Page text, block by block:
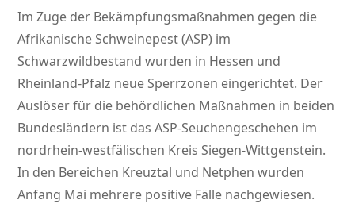
Im Zuge der Bekämpfungsmaßnahmen gegen die
Afrikanische Schweinepest (ASP) im
Schwarzwildbestand wurden in Hessen und
Rheinland-Pfalz neue Sperrzonen eingerichtet. Der
Auslöser für die behördlichen Maßnahmen in beiden
Bundesländern ist das ASP-Seuchengeschehen im
nordrhein-westfälischen Kreis Siegen-Wittgenstein.
In den Bereichen Kreuztal und Netphen wurden
Anfang Mai mehrere positive Fälle nachgewiesen.